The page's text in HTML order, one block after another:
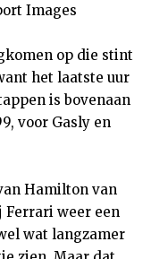
Images
op die stint
het laatste uur
is bovenaan
voor Gasly en
Hamilton van
Ferrari weer een
wat langzamer